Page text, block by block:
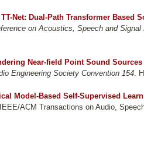
TT-Net: Dual-Path Transformer Based
on Acoustics, Speech and
Near-field Point Sound
Engineering Society Convention 154.
Model-Based Self-Supervised
ACM Transactions on Audio,